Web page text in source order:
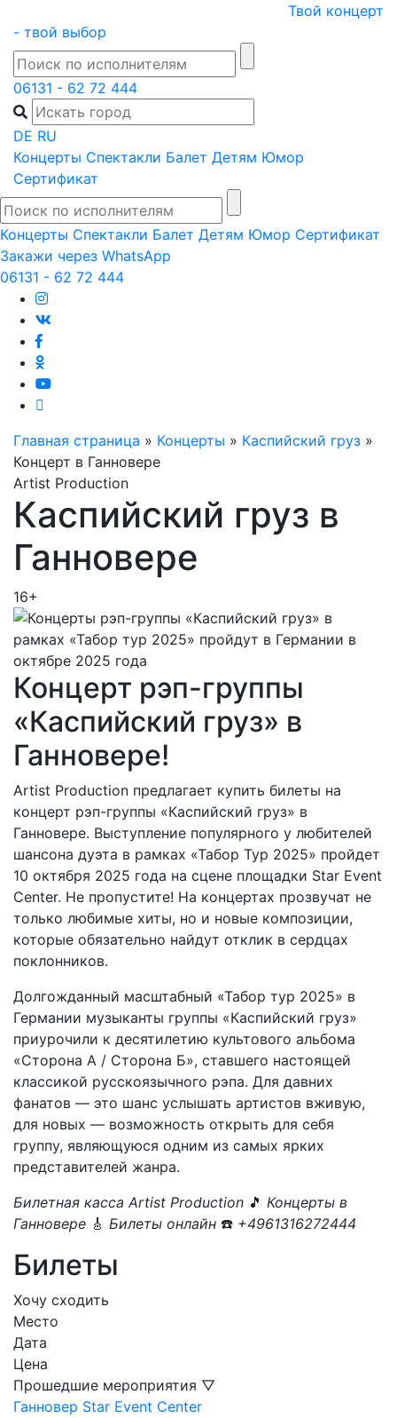
content
Твой концерт
- твой выбор
06131 - 62 72 444
DE RU
Концерты Спектакли Балет Детям Юмор
Сертификат
Концерты Спектакли Балет Детям Юмор Сертификат
Закажи через WhatsApp
06131 - 62 72 444
Главная страница » Концерты » Каспийский груз »
Концерт в Ганновере
Artist Production
Каспийский груз в
Ганновере
16+
Концерт рэп-группы
«Каспийский груз» в
Ганновере!
Artist Production предлагает купить билеты на
концерт рэп-группы «Каспийский груз» в
Ганновере. Выступление популярного у любителей
шансона дуэта в рамках «Табор Тур 2025» пройдет
10 октября 2025 года на сцене площадки Star Event
Center. Не пропустите! На концертах прозвучат не
только любимые хиты, но и новые композиции,
которые обязательно найдут отклик в сердцах
поклонников.
Долгожданный масштабный «Табор тур 2025» в
Германии музыканты группы «Каспийский груз»
приурочили к десятилетию культового альбома
«Сторона А / Сторона Б», ставшего настоящей
классикой русскоязычного рэпа. Для давних
фанатов — это шанс услышать артистов вживую,
для новых — возможность открыть для себя
группу, являющуюся одним из самых ярких
представителей жанра.
Билетная касса Artist Production 🎵 Концерты в
Ганновере 🎸 Билеты онлайн ☎️ +4961316272444
Билеты
Хочу сходить
Место
Дата
Цена
Прошедшие мероприятия ▽
Ганновер Star Event Center